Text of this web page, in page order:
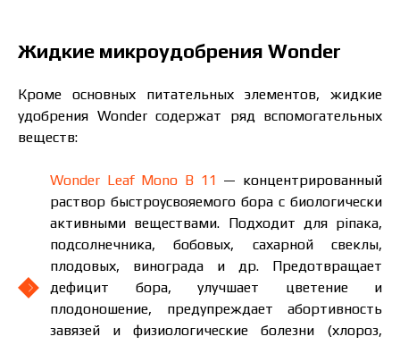
Жидкие микроудобрения Wonder
Кроме основных питательных элементов, жидкие
удобрения Wonder содержат ряд вспомогательных
веществ:
Wonder Leaf Mono B 11 — концентрированный
раствор быстроусвояемого бора с биологически
активными веществами. Подходит для ріпака,
подсолнечника, бобовых, сахарной свеклы,
плодовых, винограда и др. Предотвращает
дефицит бора, улучшает цветение и
плодоношение, предупреждает абортивность
завязей и физиологические болезни (хлороз,